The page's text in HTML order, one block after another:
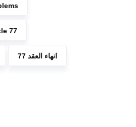
77
انهاء العقد 77